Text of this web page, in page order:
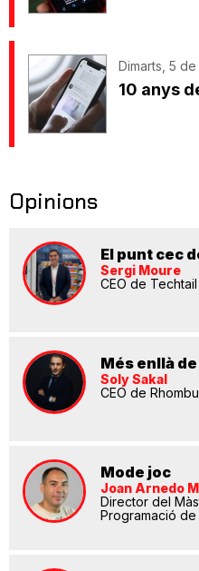
Dimarts, 5
10 anys
Opinions
El punt cec
Sergi Moure
CEO de Techtail
Més enllà
Soly Sakal
CEO de
Mode joc
Joan Arnedo
Director del
Programació